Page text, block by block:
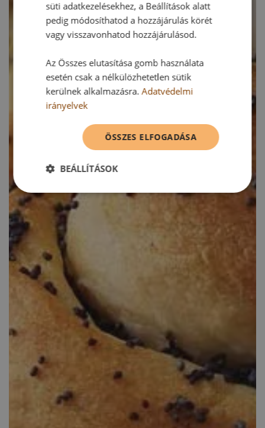
süti adatkezelésekhez, a Beállítások alatt
pedig módosíthatod a hozzájárulás körét
vagy visszavonhatod hozzájárulásod.
Az Összes elutasítása gomb használata
esetén csak a nélkülözhetetlen sütik
kerülnek alkalmazásra.Adatvédelmi
irányelvek
ÖSSZES ELFOGADÁSA
BEÁLLÍTÁSOK